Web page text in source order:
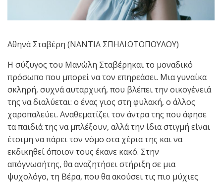
Αθηνά Σταβέρη (ΝΑΝΤΙΑ ΣΠΗΛΙΩΤΟΠΟΥΛΟΥ)
Η σύζυγος του Μανώλη Σταβέρηκαι το μοναδικό
πρόσωπο που μπορεί να τον επηρεάσει. Μια γυναίκα
σκληρή, συχνά αυταρχική, που βλέπει την οικογένειά
της να διαλύεται: ο ένας γιος στη φυλακή, ο άλλος
χαροπαλεύει. Αναθεματίζει τον άντρα της που άφησε
τα παιδιά της να μπλέξουν, αλλά την ίδια στιγμή είναι
έτοιμη να πάρει τον νόμο στα χέρια της και να
εκδικηθεί όποιον τους έκανε κακό. Στην
απόγνωσήτης, θα αναζητήσει στήριξη σε μια
ψυχολόγο, τη Βέρα, που θα ακούσει τις πιο μύχιες